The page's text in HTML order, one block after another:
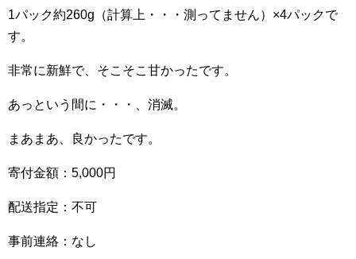
1パック約260g（計算上・・・測ってません）×4パックで
す。
非常に新鮮で、そこそこ甘かったです。
あっという間に・・・、消滅。
まあまあ、良かったです。
寄付金額：5,000円
配送指定：不可
事前連絡：なし